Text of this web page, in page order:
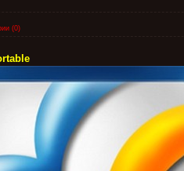
(0)